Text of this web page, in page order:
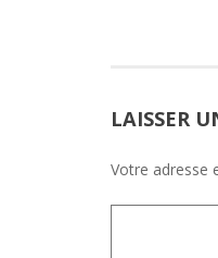
LAISSER
Votre adresse